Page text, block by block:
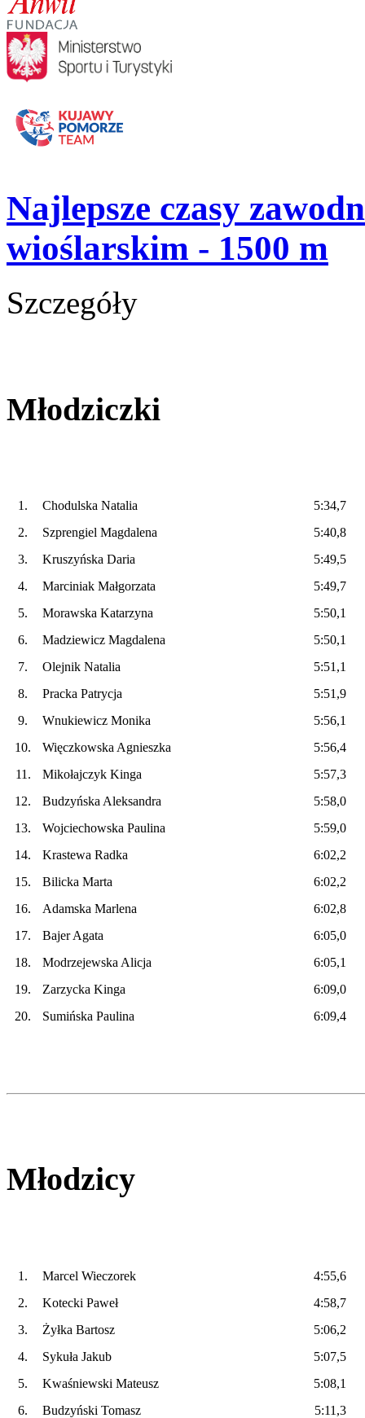
Najlepsze czasy
wioślarskim - 1500 m
Szczegóły
Młodziczki
1. Chodulska Natalia
5:34,7
2.
Szprengiel Magdalena
5:40,8
3.
Kruszyńska Daria
5:49,5
4.
Marciniak Małgorzata
5:49,7
5.
Morawska Katarzyna
5:50,1
6.
Madziewicz Magdalena
5:50,1
7.
Olejnik Natalia
5:51,1
8.
Pracka Patrycja
5:51,9
9.
Wnukiewicz Monika
5:56,1
10.
Więczkowska Agnieszka
5:56,4
11.
Mikołajczyk Kinga
5:57,3
12.
Budzyńska Aleksandra
5:58,0
13.
Wojciechowska Paulina
5:59,0
14.
Krastewa Radka
6:02,2
15.
Bilicka Marta
6:02,2
16.
Adamska Marlena
6:02,8
17.
Bajer Agata
6:05,0
18.
Modrzejewska Alicja
6:05,1
19.
Zarzycka Kinga
6:09,0
20.
Sumińska Paulina 6:09,4
Młodzicy
1. Marcel Wieczorek
4:55,6
2.
Kotecki Paweł
4:58,7
3.
Żyłka Bartosz
5:06,2
4.
Sykuła Jakub
5:07,5
5.
Kwaśniewski Mateusz
5:08,1
6.
Budzyński Tomasz
5:11,3